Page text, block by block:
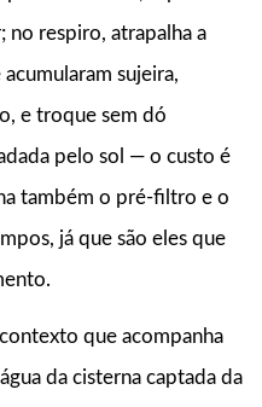
no respiro, atrapalha a
sujeira,
e troque sem dó
pelo sol — o custo é
também o pré-filtro e o
já que são eles que
que acompanha
da cisterna captada da